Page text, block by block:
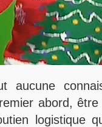
aucune
abord,
logistique